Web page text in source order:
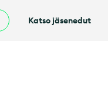
Katso jäsenedut